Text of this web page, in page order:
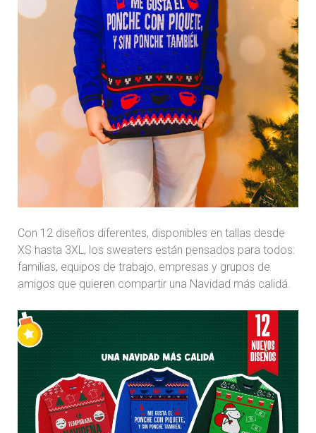
Con 12 diseños diferentes, disponibles en tallas desde
XS hasta 3XL, los sweaters están pensados para todos:
familias, equipos de trabajo, empresas y grupos de
amigos que quieren compartir una Navidad más calidá.